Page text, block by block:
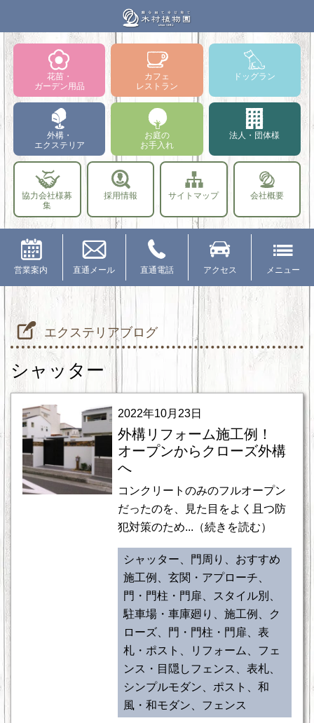
花苗・
ガーデン用品
カフェ
レストラン
ドッグラン
外構・
エクステリア
お庭の
お手入れ
法人・団体様
協力会社様募
集
採用情報 サイトマップ 会社概要
営業案内 直通メール 直通電話 アクセス メニュー
エクステリアブログ
シャッター
2022年10月23日
外構リフォーム施工例！
オープンからクローズ外構
へ
コンクリートのみのフルオープン
だったのを、見た目をよく且つ防
犯対策のため...（続きを読む）
シャッター、門周り、おすすめ
施工例、玄関・アプローチ、
門・門柱・門扉、スタイル別、
駐車場・車庫廻り、施工例、ク
ローズ、門・門柱・門扉、表
札・ポスト、リフォーム、フェ
ンス・目隠しフェンス、表札、
シンプルモダン、ポスト、和
風・和モダン、フェンス